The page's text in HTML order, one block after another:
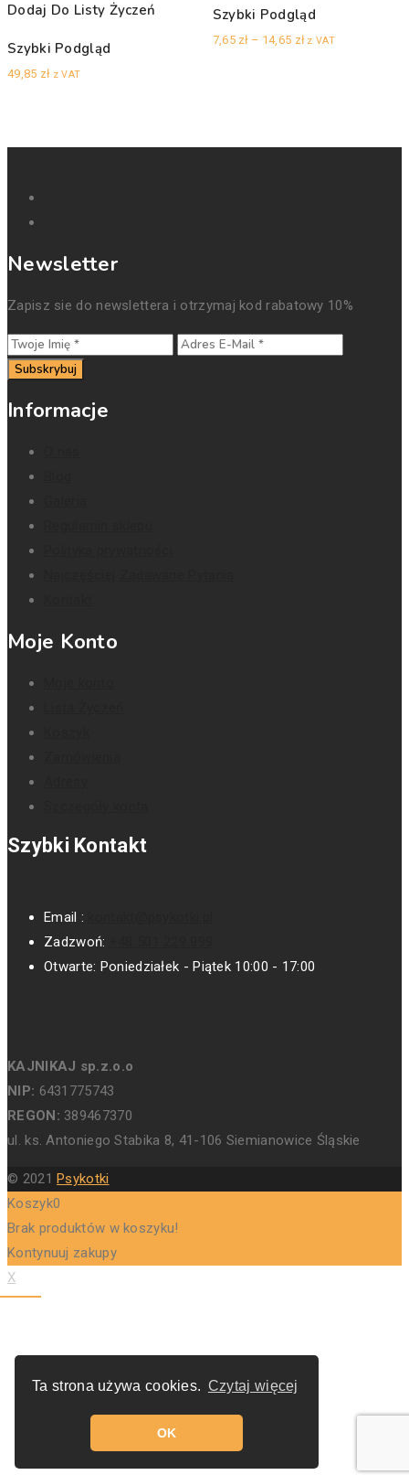
Ta strona używa cookies. Czytaj więcej
OK
Dodaj Do Listy Życzeń
Szybki Podgląd
49,85 zł z VAT
Szybki Podgląd
7,65 zł – 14,65 złZakres
z VAT
Newsletter
Zapisz sie do newslettera i otrzymaj kod rabatowy 10%
Subskrybuj
Informacje
Moje Konto
Szybki Kontakt
Email :
Zadzwoń:
Otwarte: Poniedziałek - Piątek 10:00 - 17:00
KAJNIKAJ sp.z.o.o
NIP: 6431775743
REGON: 389467370
ul. ks. Antoniego Stabika 8, 41-106 Siemianowice Śląskie
© 2021 Psykotki
Koszyk0
Brak produktów w koszyku!
Kontynuuj zakupy
X